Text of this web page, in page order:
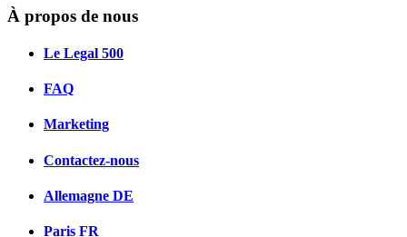
À propos de nous
Le Legal 500
FAQ
Marketing
Contactez-nous
Allemagne DE
Paris FR